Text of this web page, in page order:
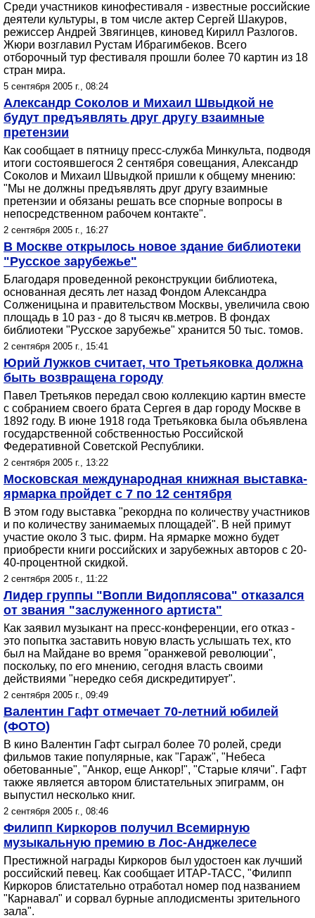
Среди участников кинофестиваля - известные российские
деятели культуры, в том числе актер Сергей Шакуров,
режиссер Андрей Звягинцев, киновед Кирилл Разлогов.
Жюри возглавил Рустам Ибрагимбеков. Всего
отборочный тур фестиваля прошли более 70 картин из 18
стран мира.
5 сентября 2005 г., 08:24
Александр Соколов и Михаил Швыдкой не
будут предъявлять друг другу взаимные
претензии
Как сообщает в пятницу пресс-служба Минкульта, подводя
итоги состоявшегося 2 сентября совещания, Александр
Соколов и Михаил Швыдкой пришли к общему мнению:
"Мы не должны предъявлять друг другу взаимные
претензии и обязаны решать все спорные вопросы в
непосредственном рабочем контакте".
2 сентября 2005 г., 16:27
В Москве открылось новое здание библиотеки
"Русское зарубежье"
Благодаря проведенной реконструкции библиотека,
основанная десять лет назад Фондом Александра
Солженицына и правительством Москвы, увеличила свою
площадь в 10 раз - до 8 тысяч кв.метров. В фондах
библиотеки "Русское зарубежье" хранится 50 тыс. томов.
2 сентября 2005 г., 15:41
Юрий Лужков считает, что Третьяковка должна
быть возвращена городу
Павел Третьяков передал свою коллекцию картин вместе
с собранием своего брата Сергея в дар городу Москве в
1892 году. В июне 1918 года Третьяковка была объявлена
государственной собственностью Российской
Федеративной Советской Республики.
2 сентября 2005 г., 13:22
Московская международная книжная выставка-
ярмарка пройдет с 7 по 12 сентября
В этом году выставка "рекордна по количеству участников
и по количеству занимаемых площадей". В ней примут
участие около 3 тыс. фирм. На ярмарке можно будет
приобрести книги российских и зарубежных авторов с 20-
40-процентной скидкой.
2 сентября 2005 г., 11:22
Лидер группы "Вопли Видоплясова" отказался
от звания "заслуженного артиста"
Как заявил музыкант на пресс-конференции, его отказ -
это попытка заставить новую власть услышать тех, кто
был на Майдане во время "оранжевой революции",
поскольку, по его мнению, сегодня власть своими
действиями "нередко себя дискредитирует".
2 сентября 2005 г., 09:49
Валентин Гафт отмечает 70-летний юбилей
(ФОТО)
В кино Валентин Гафт сыграл более 70 ролей, среди
фильмов такие популярные, как "Гараж", "Небеса
обетованные", "Анкор, еще Анкор!", "Старые клячи". Гафт
также является автором блистательных эпиграмм, он
выпустил несколько книг.
2 сентября 2005 г., 08:46
Филипп Киркоров получил Всемирную
музыкальную премию в Лос-Анджелесе
Престижной награды Киркоров был удостоен как лучший
российский певец. Как сообщает ИТАР-ТАСС, "Филипп
Киркоров блистательно отработал номер под названием
"Карнавал" и сорвал бурные аплодисменты зрительного
зала".